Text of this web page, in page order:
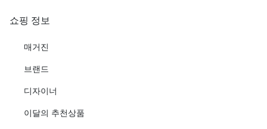
쇼핑 정보
매거진
브랜드
디자이너
이달의 추천상품